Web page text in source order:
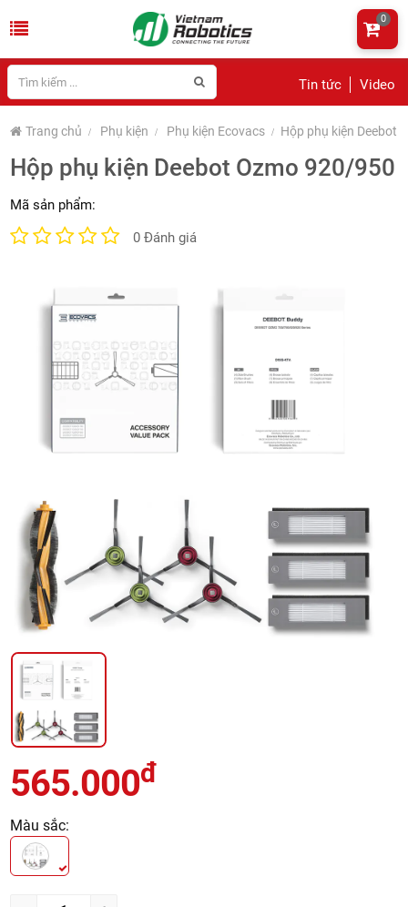
Tin tức Video
0
Trang chủ Phụ kiện Phụ kiện Ecovacs Hộp phụ kiện Deebot
Hộp phụ kiện Deebot Ozmo 920/950
Mã sản phẩm:
0 Đánh giá
565.000đ
Màu sắc: